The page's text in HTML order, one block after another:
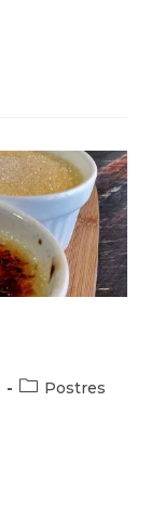
Categoría
Postres